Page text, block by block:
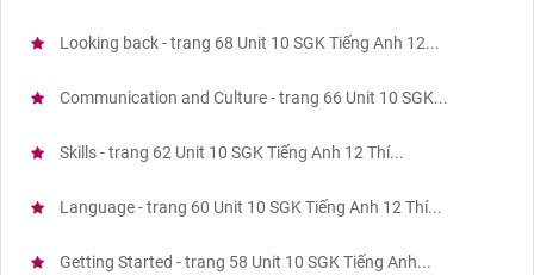
Looking back - trang 68 Unit 10 SGK Tiếng Anh 12...
Communication and Culture - trang 66 Unit 10 SGK...
Skills - trang 62 Unit 10 SGK Tiếng Anh 12 Thí...
Language - trang 60 Unit 10 SGK Tiếng Anh 12 Thí...
Getting Started - trang 58 Unit 10 SGK Tiếng Anh...